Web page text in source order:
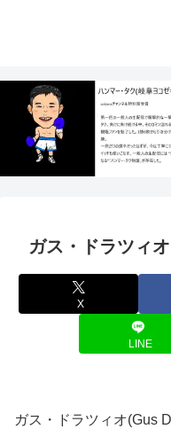
ガス・ドラツィ
X
LINE
ガス・ドラツィオ(Gus